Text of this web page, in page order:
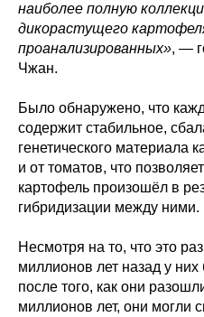
наиболее полную
дикорастущего
проанализированных», —
Чжан.
Было обнаружено, что
содержит стабильное,
генетического материала
и от томатов, что
картофель произошёл в
гибридизации между ними.
Несмотря на то, что это
миллионов лет назад у
после того, как они
миллионов лет, они могли